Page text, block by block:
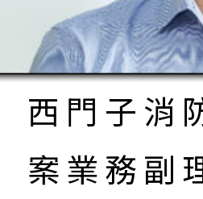
西門子消
案業務副